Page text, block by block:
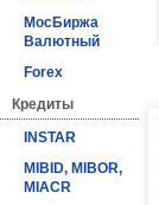
МосБиржа
Валютный
Forex
Кредиты
INSTAR
MIBID, MIBOR,
MIACR